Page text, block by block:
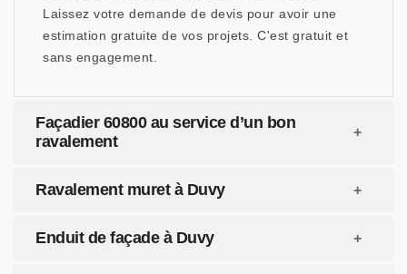
Laissez votre demande de devis pour avoir une
estimation gratuite de vos projets. C'est gratuit et
sans engagement.
Façadier 60800 au service d’un bon
ravalement
Ravalement muret à Duvy
Enduit de façade à Duvy